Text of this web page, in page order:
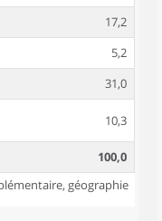
17,2
5,2
31,0
10,3
100,0
géographie